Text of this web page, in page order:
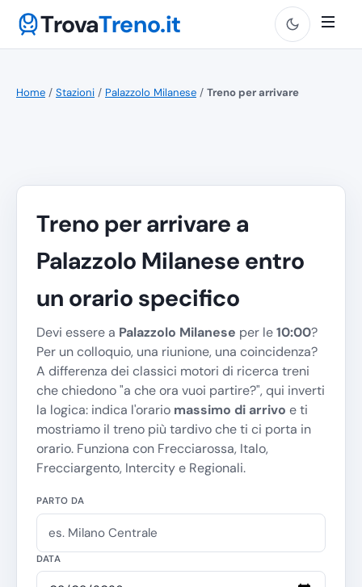
TrovaTreno.it
Home / Stazioni / Palazzolo Milanese / Treno per arrivare
Treno per arrivare a
Palazzolo Milanese entro
un orario specifico
Devi essere a Palazzolo Milanese per le10:00?
Per un colloquio, una riunione, una coincidenza?
A differenza dei classici motori di ricerca treni
che chiedono "a che ora vuoi partire?", qui inverti
la logica: indica l'orario massimo di arrivo e ti
mostriamo il treno più tardivo che ti ci porta in
orario. Funziona con Frecciarossa, Italo,
Frecciargento, Intercity e Regionali.
PARTO DA
DATA